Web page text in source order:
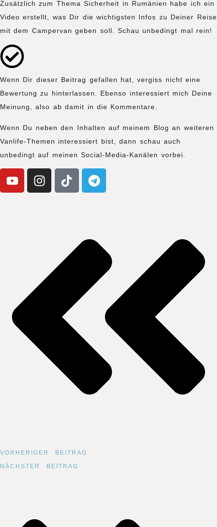
Zusätzlich zum Thema Sicherheit in Rumänien habe ich ein
Video erstellt, was Dir die wichtigsten Infos zu Deiner Reise
mit dem Campervan geben soll. Schau unbedingt mal rein!
Wenn Dir dieser Beitrag gefallen hat, vergiss nicht eine
Bewertung zu hinterlassen. Ebenso interessiert mich Deine
Meinung, also ab damit in die Kommentare.
Wenn Du neben den Inhalten auf meinem Blog an weiteren
Vanlife-Themen interessiert bist, dann schau auch
unbedingt auf meinen Social-Media-Kanälen vorbei.
VORHERIGER BEITRAG
NÄCHSTER BEITRAG